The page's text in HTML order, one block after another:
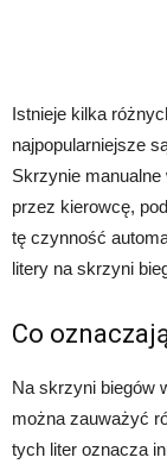
Istnieje kilka
najpopularniejsze
Skrzynie manualne
przez kierowcę,
tę czynność
litery na skrzyni
Co
Na skrzyni biegów
można zauważyć
tych liter oznacza